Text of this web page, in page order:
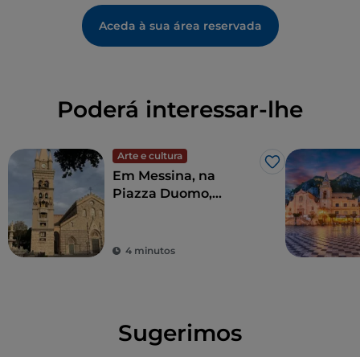
Aceda à sua área reservada
Poderá interessar-lhe
Arte e cultura
Gosto
Em Messina, na
Piazza Duomo,
relógio astronómico
4 minutos
Sugerimos